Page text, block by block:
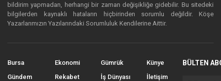
bildirim yapmadan, herhangi bir zaman değişikliğe gidebilir. Bu sitedeki
bilgilerden kaynaklı hataların hiçbirinden sorumlu değildir. Köşe
Yazarlarımızın Yazılarındaki Sorumluluk Kendilerine Aittir.
Bursa
Gündem
Ekonomi
Rekabet
Gümrük
İş Dünyası
Künye
İletişim
BÜLTEN